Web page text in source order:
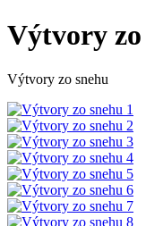
Výtvory zo
Výtvory zo snehu